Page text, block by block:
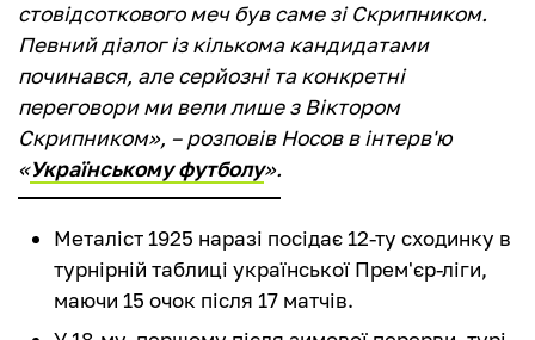
стовідсоткового меч був саме зі Скрипником.
Певний діалог із кількома кандидатами
починався, але серйозні та конкретні
переговори ми вели лише з Віктором
Скрипником», – розповів Носов в інтерв'ю
«Українському футболу».
Металіст 1925 наразі посідає 12-ту сходинку в
турнірній таблиці української Прем'єр-ліги,
маючи 15 очок після 17 матчів.